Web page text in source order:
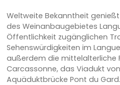
Weltweite Bekanntheit
des Weinanbaugebietes
Öffentlichkeit zugänglichen
Sehenswürdigkeiten im
außerdem die mittelalterliche
Carcassonne, das Viadukt
Aquäduktbrücke Pont du Gard.